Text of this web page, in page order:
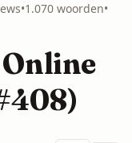
•1.070 woorden•